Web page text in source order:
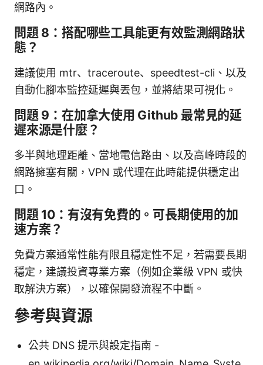
網路內。
問題 8：搭配哪些工具能更有效監測網路狀
態？
建議使用 mtr、traceroute、speedtest-cli、以及
自動化腳本監控延遲與丟包，並將結果可視化。
問題 9：在加拿大使用 Github 最常見的延
遲來源是什麼？
多半與地理距離、當地電信路由、以及高峰時段的
網路擁塞有關，VPN 或代理在此時能提供穩定出
口。
問題 10：有沒有免費的。可長期使用的加
速方案？
免費方案通常性能有限且穩定性不足，若需要長期
穩定，建議投資專業方案（例如企業級 VPN 或快
取解決方案），以確保開發流程不中斷。
參考與資源
公共 DNS 提示與設定指南 -